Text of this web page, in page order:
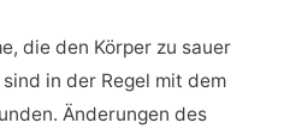
die den Körper zu sauer
in der Regel mit dem
Änderungen des